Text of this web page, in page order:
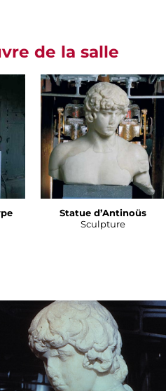
de la salle
Statue d’Antinoüs
Sculpture